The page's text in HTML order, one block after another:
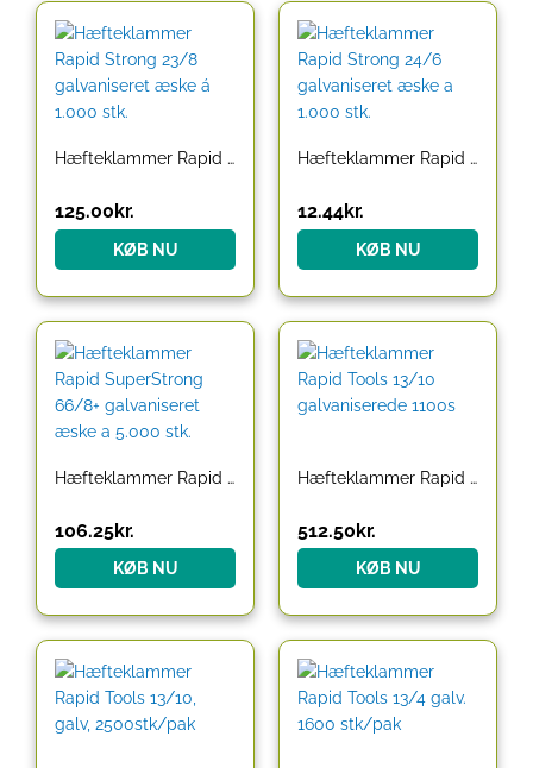
Hæfteklammer Rapid Strong 23/8 galvaniseret æske á 1.000 stk.
125.00kr.
KØB NU
Hæfteklammer Rapid Strong 24/6 galvaniseret æske a 1.000 stk.
12.44kr.
KØB NU
Hæfteklammer Rapid SuperStrong 66/8+ galvaniseret æske a 5.000 stk.
106.25kr.
KØB NU
Hæfteklammer Rapid Tools 13/10 galvaniserede 1100s
512.50kr.
KØB NU